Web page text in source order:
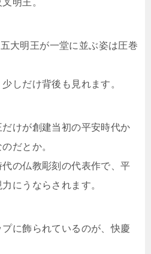
明王。
大明王が一堂に並ぶ姿は圧巻
しだけ背後も見れます。
けが創建当初の平安時代か
だとか。
の仏教彫刻の代表作で、平
にうならされます。
に飾られているのが、快慶